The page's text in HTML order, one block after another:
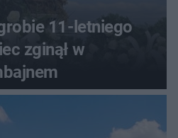
11-letniego
zginął w